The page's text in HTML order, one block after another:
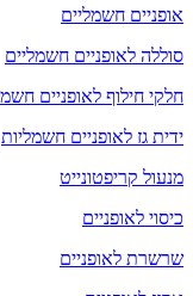
אופניים חשמליים
סוללה לאופניים חשמליים
חלקי חילוף לאופניים
ידית גז לאופניים חשמליות
מנעול קריפטונייט
כיסוי לאופניים
שרשרת לאופניים